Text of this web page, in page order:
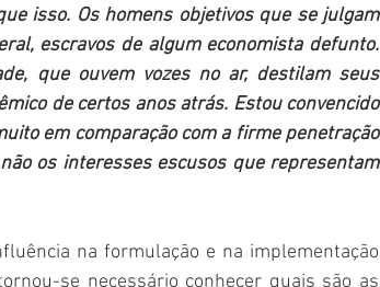
isso. Os homens objetivos que se julgam
escravos de algum economista defunto.
que ouvem vozes no ar, destilam seus
de certos anos atrás. Estou convencido
em comparação com a firme penetração
os interesses escusos que representam
na formulação e na implementação
se necessário conhecer quais são as